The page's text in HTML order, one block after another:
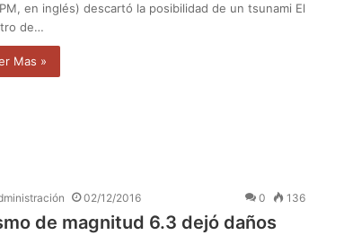
en inglés) descartó la posibilidad de un tsunami El
de…
Mas »
02/12/2016 0 136
de magnitud 6.3 dejó daños